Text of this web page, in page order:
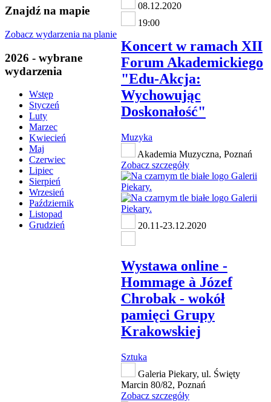
Znajdź na mapie
Zobacz wydarzenia na planie
2026 - wybrane
wydarzenia
Wstęp
Styczeń
Luty
Marzec
Kwiecień
Maj
Czerwiec
Lipiec
Sierpień
Wrzesień
Październik
Listopad
Grudzień
08.12.2020
19:00
Koncert w ramach XII
Forum Akademickiego
"Edu-Akcja:
Wychowując
Doskonałość"
Muzyka
Akademia Muzyczna, Poznań
Zobacz szczegóły
20.11-23.12.2020
Wystawa online -
Hommage à Józef
Chrobak - wokół
pamięci Grupy
Krakowskiej
Sztuka
Galeria Piekary, ul. Święty
Marcin 80/82, Poznań
Zobacz szczegóły